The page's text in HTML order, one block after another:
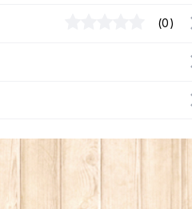
(0)